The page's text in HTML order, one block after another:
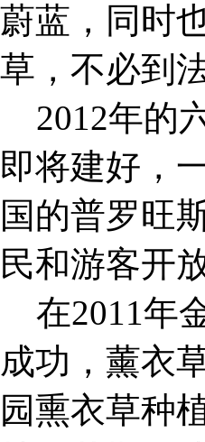
蔚蓝，同时
草，不必到
2012年的
即将建好，
国的普罗旺
民和游客开放
在2011年
成功，薰衣
园熏衣草种